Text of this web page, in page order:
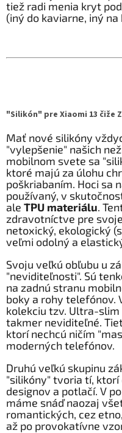
tiež radi menia kryt
(iný do kaviarne, iný
"Silikón" pre Xiaomi 13 čiže
Mať nové silikóny
"vylepšenie" našich
mobilnom svete sa
ktoré majú za úlohu
poškriabaním. Hoci sa
používaný, v
ale TPU materiálu.
zdravotníctve pre
netoxický, ekologický
veľmi odolný a
Svoju veľkú obľubu u
"neviditeľnosti". Sú
na zadnú stranu
boky a rohy telefónov.
kolekciu tzv. Ultra-
takmer neviditeľné.
ktorí nechcú ničím
moderných telefónov.
Druhú veľkú skupinu
"silikóny" tvoria tí, ktorí
designov a potlačí. V
máme snáď naozaj
romantických, cez
až po provokatívne